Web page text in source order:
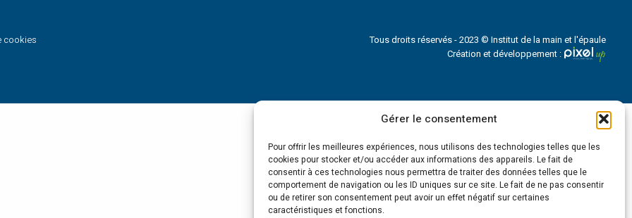
Gérer le consentement
Pour offrir les meilleures expériences, nous utilisons des technologies telles que les
cookies pour stocker et/ou accéder aux informations des appareils. Le fait de
consentir à ces technologies nous permettra de traiter des données telles que le
comportement de navigation ou les ID uniques sur ce site. Le fait de ne pas consentir
ou de retirer son consentement peut avoir un effet négatif sur certaines
caractéristiques et fonctions.
cookies
Tous droits réservés - 2023 © Institut de la main et l'épaule
Création et développement :